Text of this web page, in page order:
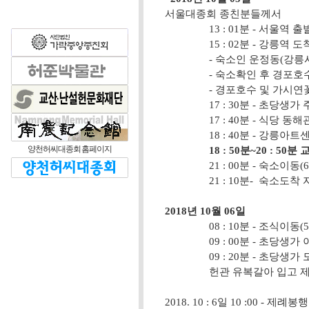
양천허씨대종회 홈페이지
서울대종회 종친분들께서
13 : 01분 - 서울역 출
15 : 02분 - 강릉역 도
- 숙소인 운정동(강릉시
- 숙소확인 후 경포호수위
- 경포호수 및 가시연꽃
17 : 30분 - 초당생가 주차
17 : 40분 - 식당 동해
18 : 40분 - 강릉아트센
18 : 50분~20 : 50분
21 : 00분 - 숙소이동(6
21 : 10분- 숙소도착 자
2018년 10월 06일
08 : 10분 - 조식이동(5
09 : 00분 - 초당생가
09 : 20분 - 초당생가
헌관 유복갈아 입고 제
2018. 10 : 6일 10 :00 - 제례봉